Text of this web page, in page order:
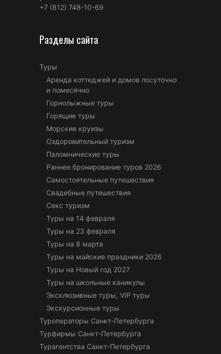
+7 (812) 748-10-69
Разделы сайта
Туры
Аренда коттеджей и домов посуточно
и помесячно
Горнолыжные туры
Горящие туры
Морские круизы
Оздоровительный туризм
Паломнические туры
Раннее бронирование туров 2026
Самостоятельные путешествия
Свадебные путешествия
Секс туризм
Туры на 14 февраля
Туры на 23 февраля
Туры на 8 марта
Туры на майские праздники 2026
Туры на Новый год 2027
Туры на школьные каникулы
Эксклюзивные туры, VIP туры
Экскурсионные туры
Туроператоры Санкт-Петербурга
Турфирмы Санкт-Петербурга
Турагентства Санкт-Петербурга